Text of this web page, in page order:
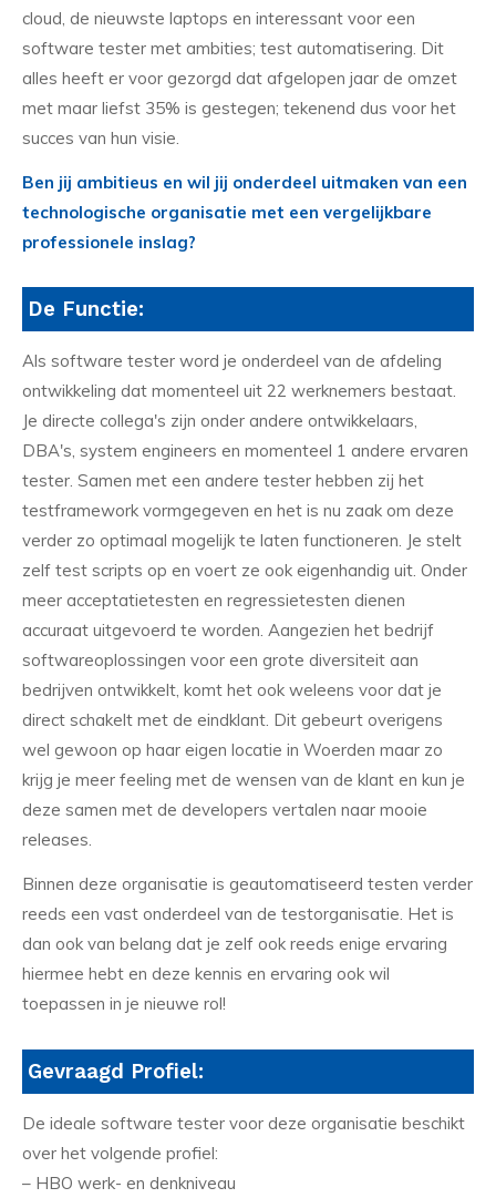
cloud, de nieuwste laptops en interessant voor een
software tester met ambities; test automatisering. Dit
alles heeft er voor gezorgd dat afgelopen jaar de omzet
met maar liefst 35% is gestegen; tekenend dus voor het
succes van hun visie.
Ben jij ambitieus en wil jij onderdeel uitmaken van een
technologische organisatie met een vergelijkbare
professionele inslag?
De Functie:
Als software tester word je onderdeel van de afdeling
ontwikkeling dat momenteel uit 22 werknemers bestaat.
Je directe collega's zijn onder andere ontwikkelaars,
DBA's, system engineers en momenteel 1 andere ervaren
tester. Samen met een andere tester hebben zij het
testframework vormgegeven en het is nu zaak om deze
verder zo optimaal mogelijk te laten functioneren. Je stelt
zelf test scripts op en voert ze ook eigenhandig uit. Onder
meer acceptatietesten en regressietesten dienen
accuraat uitgevoerd te worden. Aangezien het bedrijf
softwareoplossingen voor een grote diversiteit aan
bedrijven ontwikkelt, komt het ook weleens voor dat je
direct schakelt met de eindklant. Dit gebeurt overigens
wel gewoon op haar eigen locatie in Woerden maar zo
krijg je meer feeling met de wensen van de klant en kun je
deze samen met de developers vertalen naar mooie
releases.
Binnen deze organisatie is geautomatiseerd testen verder
reeds een vast onderdeel van de testorganisatie. Het is
dan ook van belang dat je zelf ook reeds enige ervaring
hiermee hebt en deze kennis en ervaring ook wil
toepassen in je nieuwe rol!
Gevraagd Profiel:
De ideale software tester voor deze organisatie beschikt
over het volgende profiel:
– HBO werk- en denkniveau